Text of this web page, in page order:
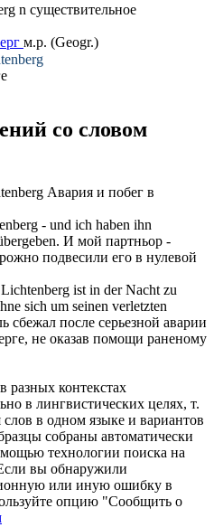
n существительное
м.р. (Geogr.)
со словом
Авария и побег в
- und ich haben ihn
И мой партньор -
подвесили его в нулевой
Lichtenberg ist in der Nacht zu
sich um seinen verletzten
сбежал после серьезной аварии
, не оказав помощи раненому
разных контекстах
в лингвистических целях, т.
в одном языке и вариантов
собраны автоматически
технологии поиска на
вы обнаружили
или иную ошибку в
опцию "Сообщить о